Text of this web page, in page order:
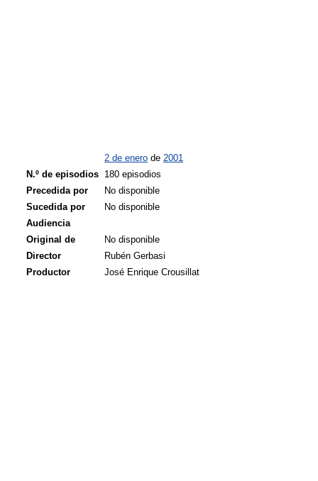
2 de enero de 2001
N.º de episodios
180 episodios
Precedida por
No disponible
Sucedida por
No disponible
Audiencia
Original de
No disponible
Director
Rubén Gerbasi
Productor
José Enrique Crousillat